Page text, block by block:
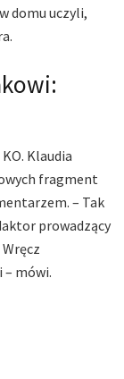
domu uczyli,
Klaudia
fragment
– Tak
prowadzący
– mówi.